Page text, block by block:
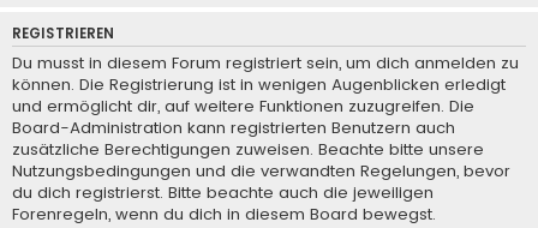
REGISTRIEREN
Du musst in diesem Forum registriert sein, um dich anmelden zu
können. Die Registrierung ist in wenigen Augenblicken erledigt
und ermöglicht dir, auf weitere Funktionen zuzugreifen. Die
Board-Administration kann registrierten Benutzern auch
zusätzliche Berechtigungen zuweisen. Beachte bitte unsere
Nutzungsbedingungen und die verwandten Regelungen, bevor
du dich registrierst. Bitte beachte auch die jeweiligen
Forenregeln, wenn du dich in diesem Board bewegst.